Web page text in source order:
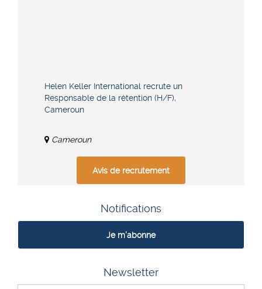
Helen Keller International recrute un
Responsable de la rétention (H/F),
Cameroun
Cameroun
Avis de recrutement
Notifications
Je m'abonne
Newsletter